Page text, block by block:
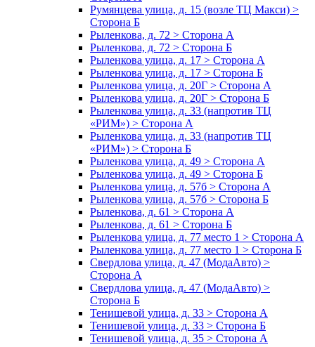
Румянцева улица, д. 15 (возле ТЦ Макси) >
Сторона Б
Рыленкова, д. 72 > Сторона А
Рыленкова, д. 72 > Сторона Б
Рыленкова улица, д. 17 > Сторона А
Рыленкова улица, д. 17 > Сторона Б
Рыленкова улица, д. 20Г > Сторона А
Рыленкова улица, д. 20Г > Сторона Б
Рыленкова улица, д. 33 (напротив ТЦ
«РИМ») > Сторона А
Рыленкова улица, д. 33 (напротив ТЦ
«РИМ») > Сторона Б
Рыленкова улица, д. 49 > Сторона А
Рыленкова улица, д. 49 > Сторона Б
Рыленкова улица, д. 57б > Сторона А
Рыленкова улица, д. 57б > Сторона Б
Рыленкова, д. 61 > Сторона А
Рыленкова, д. 61 > Сторона Б
Рыленкова улица, д. 77 место 1 > Сторона А
Рыленкова улица, д. 77 место 1 > Сторона Б
Свердлова улица, д. 47 (МодаАвто) >
Сторона А
Свердлова улица, д. 47 (МодаАвто) >
Сторона Б
Тенишевой улица, д. 33 > Сторона А
Тенишевой улица, д. 33 > Сторона Б
Тенишевой улица, д. 35 > Сторона А